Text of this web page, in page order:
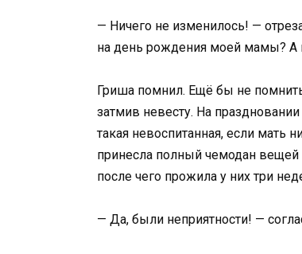
— Ничего не изменилось! —
на день рождения моей мамы? А
Гриша помнил. Ещё бы не
затмив невесту. На
такая невоспитанная, если мать
принесла полный чемодан вещей
после чего прожила у них три
— Да, были неприятности! —